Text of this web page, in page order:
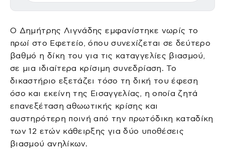
Ο Δημήτρης Λιγνάδης εμφανίστηκε νωρίς το
πρωί στο Εφετείο, όπου συνεχίζεται σε δεύτερο
βαθμό η δίκη του για τις καταγγελίες βιασμού,
σε μια ιδιαίτερα κρίσιμη συνεδρίαση. Το
δικαστήριο εξετάζει τόσο τη δική του έφεση
όσο και εκείνη της Εισαγγελίας, η οποία ζητά
επανεξέταση αθωωτικής κρίσης και
αυστηρότερη ποινή από την πρωτόδικη καταδίκη
των 12 ετών κάθειρξης για δύο υποθέσεις
βιασμού ανηλίκων.